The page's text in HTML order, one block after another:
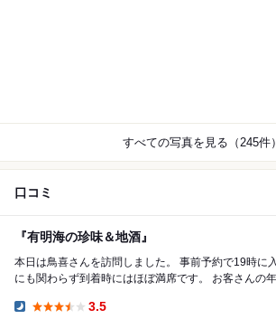
すべての写真を見る（245件）
口コミ
『有明海の珍味＆地酒』
本日は鳥喜さんを訪問しました。 事前予約で19時に入店しました。平日
にも関わらず到着時にはほぼ満席です。 お客さんの年齢層は高めです
3.5